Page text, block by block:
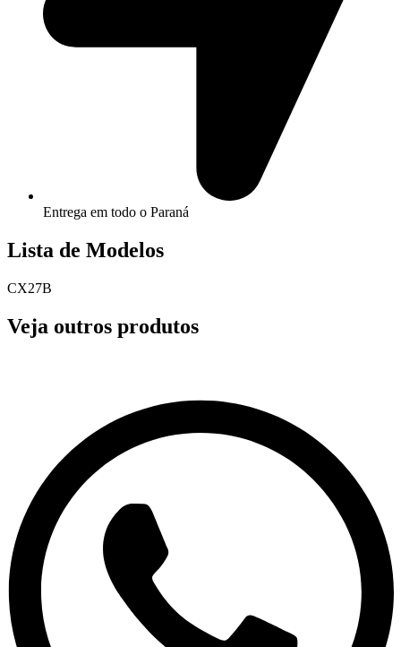
Entrega em todo o Paraná
Lista de Modelos
CX27B
Veja outros produtos